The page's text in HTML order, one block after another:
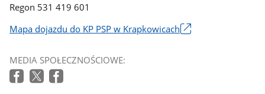
Regon 531 419 601
Mapa dojazdu do KP PSP w Krapkowicach
się
w
MEDIA SPOŁECZNOŚCIOWE: